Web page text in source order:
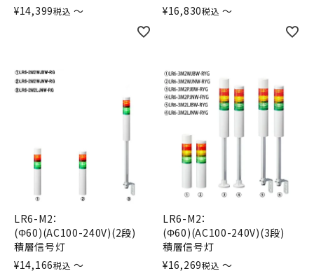
¥14,399税込 〜
¥16,830税込 〜
LR6-M2：
(Φ60)(AC100-240V)(2段)
積層信号灯
¥14,166税込 〜
LR6-M2：
(Φ60)(AC100-240V)(3段)
積層信号灯
¥16,269税込 〜